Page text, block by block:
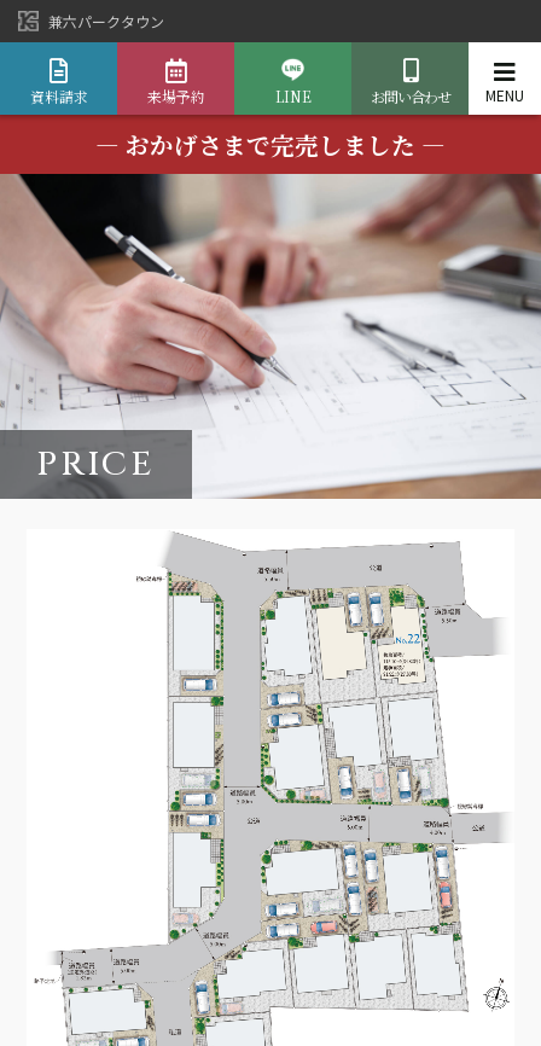
兼六パークタウン
資料請求 来場予約 LINE お問い合わせ
― おかげさまで完売しました ―
PRICE